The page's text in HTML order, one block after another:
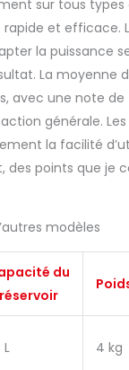
sur tous types
et efficace.
la puissance
La moyenne
avec une note de
générale.
la facilité
des points que je
modèles
du
réservoir
L 4 kg